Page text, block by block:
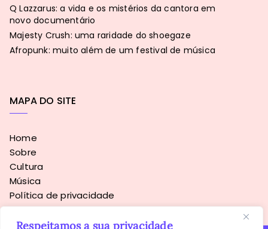
Respeitamos a sua privacidade
Q Lazzarus: a vida e os mistérios da cantora em
novo documentário
Majesty Crush: uma raridade do shoegaze
Afropunk: muito além de um festival de música
MAPA DO SITE
Home
Sobre
Cultura
Música
Política de privacidade